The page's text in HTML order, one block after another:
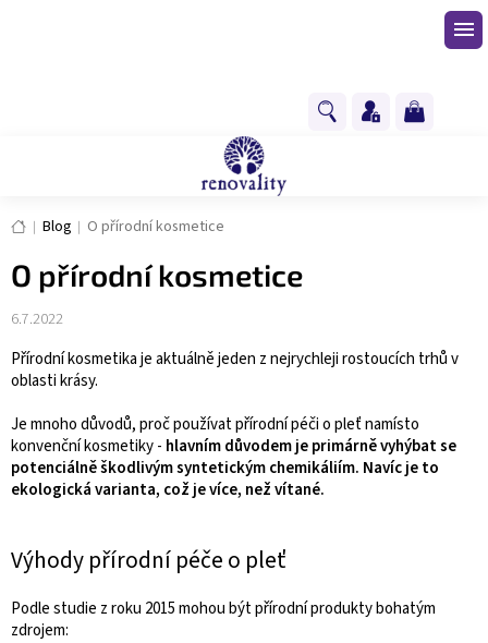
NÁKUPNÍ
Domů
Blog O přírodní kosmetice
O přírodní kosmetice
6.7.2022
Přírodní kosmetika je aktuálně jeden z nejrychleji rostoucích trhů v
oblasti krásy.
Je mnoho důvodů, proč používat přírodní péči o pleť namísto
konvenční kosmetiky - hlavním důvodem je primárně vyhýbat se
potenciálně škodlivým syntetickým chemikáliím. Navíc je to
ekologická varianta, což je více, než vítané.
Výhody přírodní péče o pleť
Podle studie z roku 2015 mohou být přírodní produkty bohatým
zdrojem: